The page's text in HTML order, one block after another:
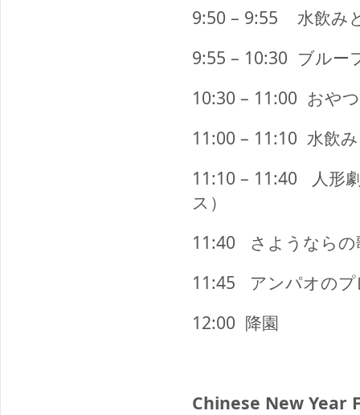
9:50 – 9:55
水飲み
9:55 – 10:30 ブルー
10:30 – 11:00 おや
11:00 – 11:10 水飲
11:10 – 11:40
人形
ス）
11:40
さようならの
11:45
アンパオの
12:00 降園
Chinese New Year